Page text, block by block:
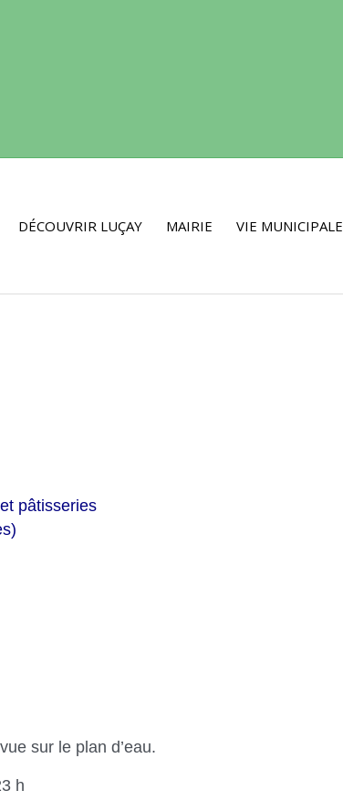
DÉCOUVRIR LUÇAY MAIRIE VIE MUNICIPALE
sur le plan d’eau.
h